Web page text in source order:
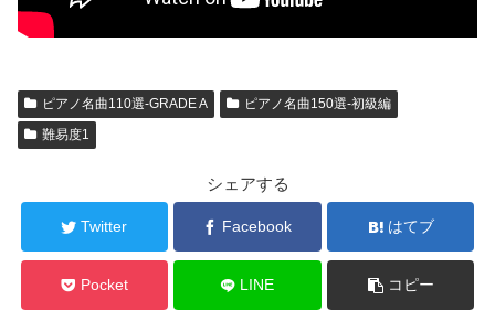
ピアノ名曲110選-GRADE A
ピアノ名曲150選-初級編
難易度1
シェアする
Twitter Facebook はてブ
Pocket LINE コピー